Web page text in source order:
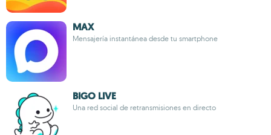
MAX
Mensajería instantánea desde tu smartphone
BIGO LIVE
Una red social de retransmisiones en directo